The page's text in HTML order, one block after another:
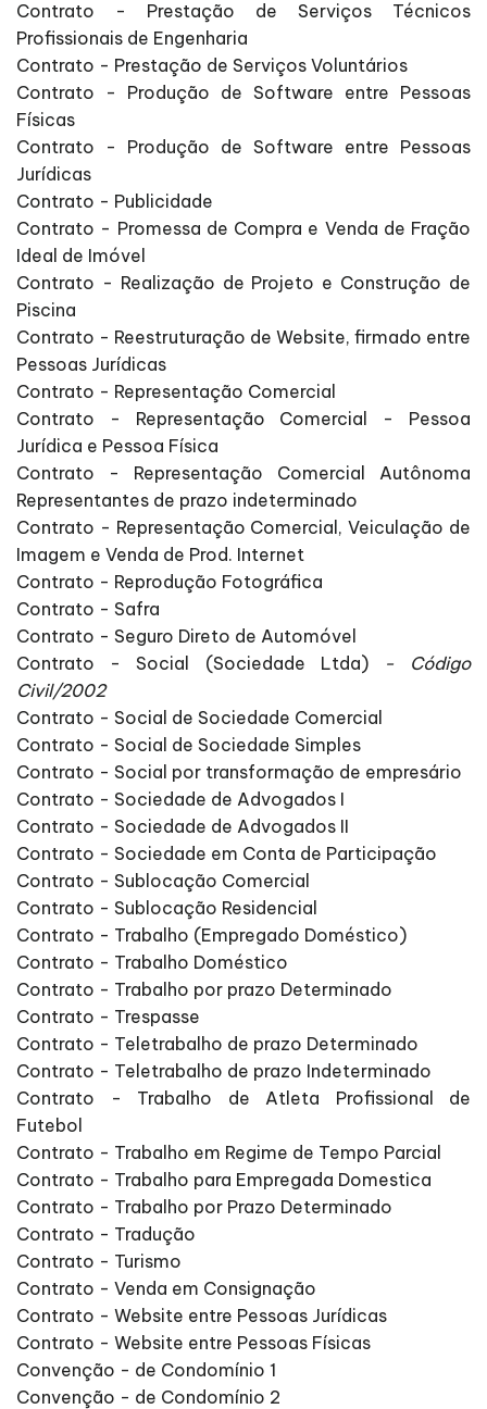
Contrato - Prestação de Serviços Técnicos
Profissionais de Engenharia
Contrato - Prestação de Serviços Voluntários
Contrato - Produção de Software entre Pessoas
Físicas
Contrato - Produção de Software entre Pessoas
Jurídicas
Contrato - Publicidade
Contrato - Promessa de Compra e Venda de Fração
Ideal de Imóvel
Contrato - Realização de Projeto e Construção de
Piscina
Contrato - Reestruturação de Website, firmado entre
Pessoas Jurídicas
Contrato - Representação Comercial
Contrato - Representação Comercial - Pessoa
Jurídica e Pessoa Física
Contrato - Representação Comercial Autônoma
Representantes de prazo indeterminado
Contrato - Representação Comercial, Veiculação de
Imagem e Venda de Prod. Internet
Contrato - Reprodução Fotográfica
Contrato - Safra
Contrato - Seguro Direto de Automóvel
Contrato - Social (Sociedade Ltda)
- Código
Civil/2002
Contrato - Social de Sociedade Comercial
Contrato - Social de Sociedade Simples
Contrato - Social por transformação de empresário
Contrato - Sociedade de Advogados I
Contrato - Sociedade de Advogados II
Contrato - Sociedade em Conta de Participação
Contrato - Sublocação Comercial
Contrato - Sublocação Residencial
Contrato - Trabalho (Empregado Doméstico)
Contrato - Trabalho Doméstico
Contrato - Trabalho por prazo Determinado
Contrato - Trespasse
Contrato - Teletrabalho de prazo Determinado
Contrato - Teletrabalho de prazo Indeterminado
Contrato - Trabalho de Atleta Profissional de
Futebol
Contrato - Trabalho em Regime de Tempo Parcial
Contrato - Trabalho para Empregada Domestica
Contrato - Trabalho por Prazo Determinado
Contrato - Tradução
Contrato - Turismo
Contrato - Venda em Consignação
Contrato - Website entre Pessoas Jurídicas
Contrato - Website entre Pessoas Físicas
Convenção - de Condomínio 1
Convenção - de Condomínio 2